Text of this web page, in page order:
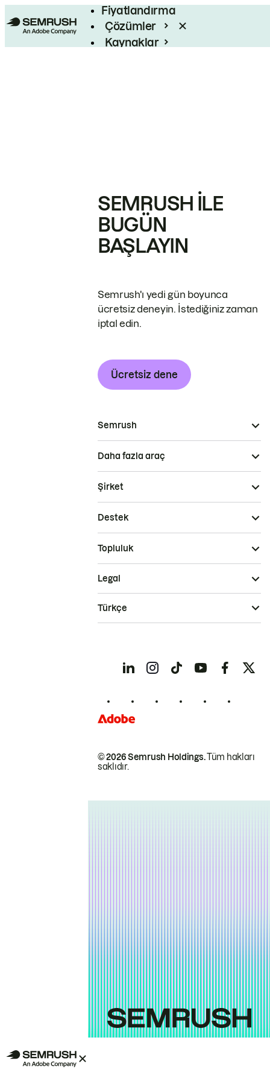
Fiyatlandırma
Çözümler
Kaynaklar
SEMRUSH ILE
BUGÜN
BAŞLAYIN
Semrush'ı yedi gün boyunca
ücretsiz deneyin. İstediğiniz zaman
iptal edin.
Ücretsiz dene
Semrush
Daha fazla araç
Şirket
Destek
Topluluk
© 2026 Semrush Holdings.Tüm hakları
saklıdır.
Legal
Türkçe